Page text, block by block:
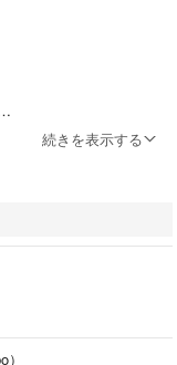
さい。
があります。
続きを表示する